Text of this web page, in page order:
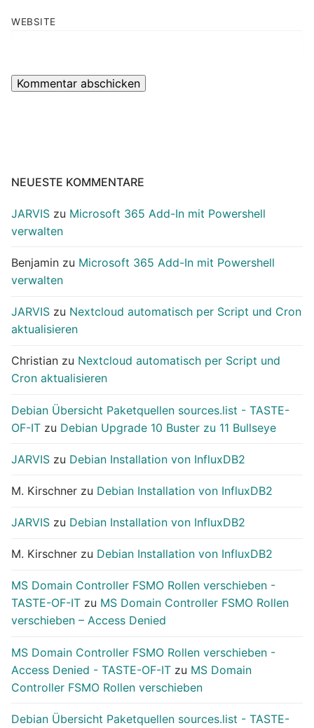
WEBSITE
NEUESTE KOMMENTARE
JARVIS zu Microsoft 365 Add-In mit Powershell
verwalten
Benjamin zu Microsoft 365 Add-In mit Powershell
verwalten
JARVIS zu Nextcloud automatisch per Script und Cron
aktualisieren
Christian zu Nextcloud automatisch per Script und
Cron aktualisieren
Debian Übersicht Paketquellen sources.list - TASTE-
OF-IT zu Debian Upgrade 10 Buster zu 11 Bullseye
JARVIS zu Debian Installation von InfluxDB2
M. Kirschner zu Debian Installation von InfluxDB2
JARVIS zu Debian Installation von InfluxDB2
M. Kirschner zu Debian Installation von InfluxDB2
MS Domain Controller FSMO Rollen verschieben -
TASTE-OF-IT zu MS Domain Controller FSMO Rollen
verschieben – Access Denied
MS Domain Controller FSMO Rollen verschieben -
Access Denied - TASTE-OF-IT zu MS Domain
Controller FSMO Rollen verschieben
Debian Übersicht Paketquellen sources.list - TASTE-